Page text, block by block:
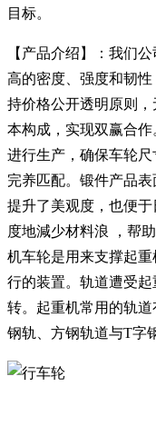
目标。
【产品介绍】：我们
高的密度、强度和韧
持价格公开透明原则
本构成，实现双赢合
进行生产，确保车轮
完养匹配。锻件产品
提升了美观度，也便
度地減少材料浪 ，帮
机车轮是用来支撑起
行的装置。轨道遭受
转。起重机常用的轨
钢轨、方钢轨道与T字